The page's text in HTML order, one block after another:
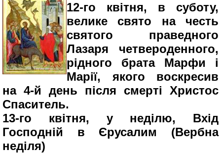
12-го квітня, в суботу,
велике свято на честь
святого праведного
Лазаря четвероденного,
рідного брата Марфи і
Марії, якого воскресив
на 4-й день після смерті Христос
Спаситель.
13-го квітня, у неділю, Вхід
Господній в Єрусалим (Вербна
неділя)